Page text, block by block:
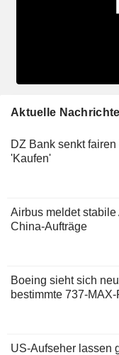
Aktuelle
DZ Bank senkt
'Kaufen'
Airbus meldet
China-Aufträge
Boeing sieht sich
bestimmte 737-
US-Aufseher lassen